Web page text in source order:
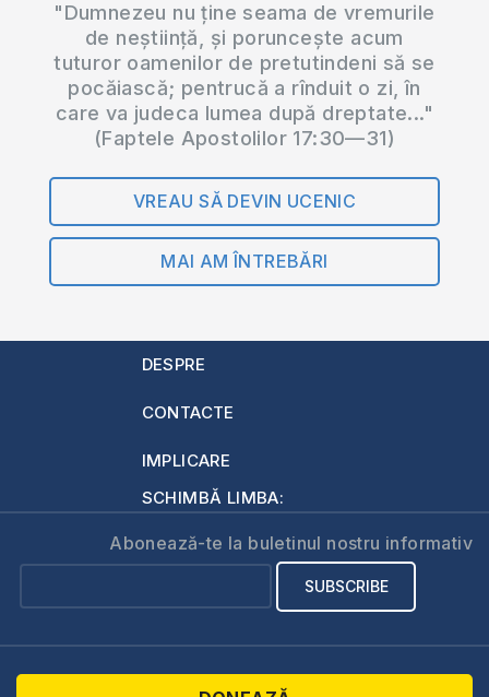
"Dumnezeu nu ține seama de vremurile
de neștiință, și poruncește acum
tuturor oamenilor de pretutindeni să se
pocăiască; pentrucă a rînduit o zi, în
care va judeca lumea după dreptate..."
(Faptele Apostolilor 17:30—31)
VREAU SĂ DEVIN UCENIC
MAI AM ÎNTREBĂRI
DESPRE
CONTACTE
IMPLICARE
SCHIMBĂ LIMBA:
Abonează-te la buletinul nostru informativ